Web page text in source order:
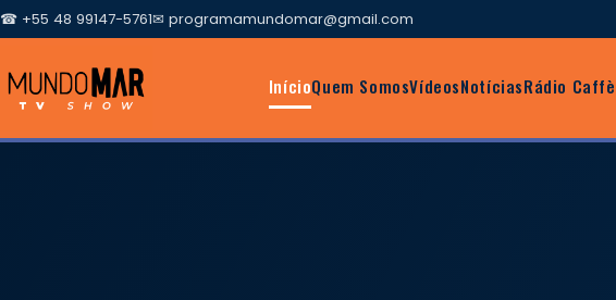
☎ +55 48 99147-5761✉ programamundomar@gmail.com
InícioQuem SomosVídeosNotíciasRádio Caffè